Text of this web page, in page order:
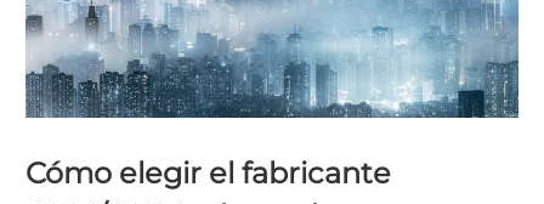
Cómo elegir el fabricante